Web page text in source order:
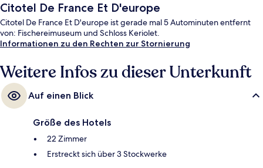
Citotel De France Et D'europe
Citotel De France Et D'europe ist gerade mal 5 Autominuten entfernt
von: Fischereimuseum und Schloss Keriolet.
Informationen zu den Rechten zur Stornierung
Weitere Infos zu dieser Unterkunft
Auf einen Blick
Größe des Hotels
22 Zimmer
Erstreckt sich über 3 Stockwerke